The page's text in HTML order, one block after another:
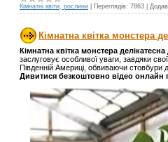
Кімнатні квіти, рослини Переглядів: 7863
Кімнатна квітка монстера
Кімнатна квітка монстера делікатесна
заслуговує особливої ​​уваги, завдяки
Південній Америці, обвиваючи стовбури
Дивитися безкоштовно відео онлайн